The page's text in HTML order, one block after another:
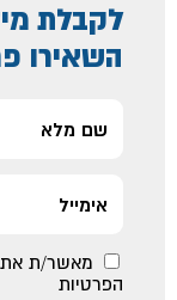
לקבלת
השאירו
מאשר/ת את
הפרטיות